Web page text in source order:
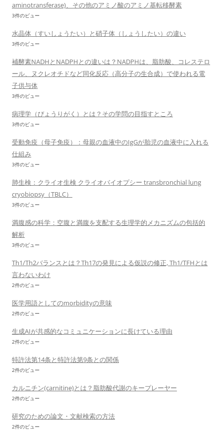
aminotransferase)、その他のアミノ酸のアミノ基転移酵素
3件のビュー
水晶体（すいしょうたい）と硝子体（しょうしたい）の違い
3件のビュー
補酵素NADHとNADPHとの違いは？NADPHは、脂肪酸、コレステロ
ール、ヌクレオチドなど同化反応（高分子の生合成）で使われる電
子供与体
3件のビュー
病理学（びょうりがく）とは？その学問の目指すところ
3件のビュー
受動免疫（母子免疫）：母親の血液中のIgGが胎児の血液中に入れる
仕組み
3件のビュー
肺生検：クライオ生検 クライオバイオプシー transbronchial lung
cryobiopsy（TBLC）
3件のビュー
満腹感の科学：空腹と満腹を支配する生理学的メカニズムの包括的
解析
3件のビュー
Th1/Th2バランスとは？Th17の発見による仮説の修正, Th1/TFHとは
言わないわけ
2件のビュー
医学用語としてのmorbidityの意味
2件のビュー
生成AIが共感的なコミュニケーションに長けている理由
2件のビュー
特許法第14条と特許法第9条との関係
2件のビュー
カルニチン(carnitine)とは？脂肪酸代謝のキープレーヤー
2件のビュー
研究のための論文・文献検索の方法
2件のビュー